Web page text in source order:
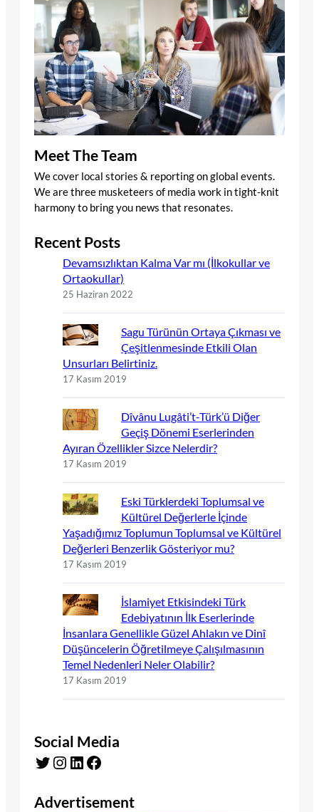
Meet The Team
We cover local stories & reporting on global events.
We are three musketeers of media work in tight-knit
harmony to bring you news that resonates.
Recent Posts
Devamsızlıktan Kalma Var mı (İlkokullar ve
Ortaokullar)
25 Haziran 2022
Sagu Türünün Ortaya Çıkması ve
Çeşitlenmesinde Etkili Olan
Unsurları Belirtiniz.
17 Kasım 2019
Dîvânu Lugâti’t-Türk’ü Diğer
Geçiş Dönemi Eserlerinden
Ayıran Özellikler Sizce Nelerdir?
17 Kasım 2019
Eski Türklerdeki Toplumsal ve
Kültürel Değerlerle İçinde
Yaşadığımız Toplumun Toplumsal ve Kültürel
Değerleri Benzerlik Gösteriyor mu?
17 Kasım 2019
İslamiyet Etkisindeki Türk
Edebiyatının İlk Eserlerinde
İnsanlara Genellikle Güzel Ahlakın ve Dinî
Düşüncelerin Öğretilmeye Çalışılmasının
Temel Nedenleri Neler Olabilir?
17 Kasım 2019
Social Media
Twitter Instagram LinkedIn Facebook
Advertisement